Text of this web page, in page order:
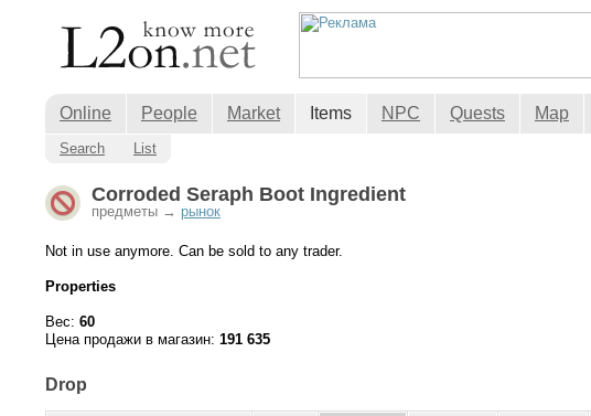
Online People Market Items NPC Quests Map
Search List
Corroded Seraph Boot Ingredient
предметы → рынок
Not in use anymore. Can be sold to any trader.
Properties
Вес: 60
Цена продажи в магазин: 191 635
Drop